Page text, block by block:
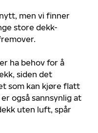
men vi finner
store dekk-
ha behov for å
siden det
som kan kjøre flatt
også sannsynlig at
uten luft, spår